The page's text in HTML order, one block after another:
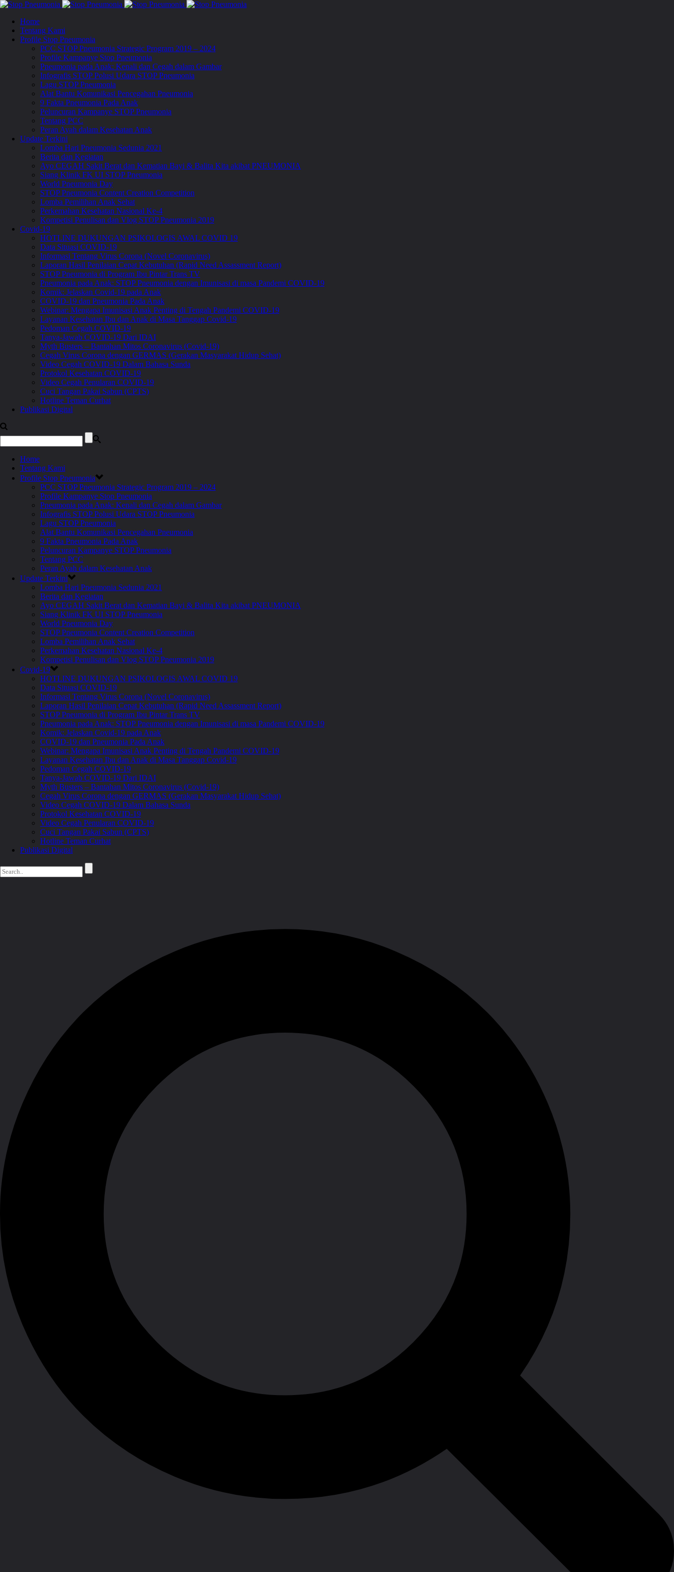
Home
Tentang Kami
Profile Stop Pneumonia
PCC STOP Pneumonia Strategic Program 2019 – 2024
Profile Kampanye Stop Pneumonia
Pneumonia pada Anak: Kenali dan Cegah dalam Gambar
Infografis STOP Polusi Udara STOP Pneumonia
Lagu STOP Pneumonia
Alat Bantu Komunikasi Pencegahan Pneumonia
9 Fakta Pneumonia Pada Anak
Peluncuran Kampanye STOP Pneumonia
Tentang PCC
Peran Ayah dalam Kesehatan Anak
Update Terkini
Lomba Hari Pneumonia Sedunia 2021
Berita dan Kegiatan
Ayo CEGAH Sakit Berat dan Kematian Bayi & Balita Kita akibat PNEUMONIA
Siang Klinik FK UI STOP Pneumonia
World Pneumonia Day
STOP Pneumonia Content Creation Competition
Lomba Pemilihan Anak Sehat
Perkemahan Kesehatan Nasional Ke-4
Kompetisi Penulisan dan Vlog STOP Pneumonia 2019
Covid-19
HOTLINE DUKUNGAN PSIKOLOGIS AWAL COVID 19
Data Situasi COVID-19
Informasi Tentang Virus Corona (Novel Coronavirus)
Laporan Hasil Penilaian Cepat Kebutuhan (Rapid Need Assassment Report)
STOP Pneumonia di Program Ibu Pintar Trans TV
Pneumonia pada Anak: STOP Pneumonia dengan Imunisasi di masa Pandemi COVID-19
Komik: Jelaskan Covid-19 pada Anak
COVID-19 dan Pneumonia Pada Anak
Webinar: Mengapa Imunisasi Anak Penting di Tengah Pandemi COVID-19
Layanan Kesehatan Ibu dan Anak di Masa Tanggap Covid-19
Pedoman Cegah COVID-19
Tanya-Jawab COVID-19 Dari IDAI
Myth Busters – Bantahan Mitos Coronavirus (Covid-19)
Cegah Virus Corona dengan GERMAS (Gerakan Masyarakat Hidup Sehat)
Video Cegah COVID-19 Dalam Bahasa Sunda
Protokol Kesehatan COVID-19
Video Cegah Penularan COVID-19
Cuci Tangan Pakai Sabun (CPTS)
Hotline Teman Curhat
Publikasi Digital
Home
Tentang Kami
Profile Stop Pneumonia
PCC STOP Pneumonia Strategic Program 2019 – 2024
Profile Kampanye Stop Pneumonia
Pneumonia pada Anak: Kenali dan Cegah dalam Gambar
Infografis STOP Polusi Udara STOP Pneumonia
Lagu STOP Pneumonia
Alat Bantu Komunikasi Pencegahan Pneumonia
9 Fakta Pneumonia Pada Anak
Peluncuran Kampanye STOP Pneumonia
Tentang PCC
Peran Ayah dalam Kesehatan Anak
Update Terkini
Lomba Hari Pneumonia Sedunia 2021
Berita dan Kegiatan
Ayo CEGAH Sakit Berat dan Kematian Bayi & Balita Kita akibat PNEUMONIA
Siang Klinik FK UI STOP Pneumonia
World Pneumonia Day
STOP Pneumonia Content Creation Competition
Lomba Pemilihan Anak Sehat
Perkemahan Kesehatan Nasional Ke-4
Kompetisi Penulisan dan Vlog STOP Pneumonia 2019
Covid-19
HOTLINE DUKUNGAN PSIKOLOGIS AWAL COVID 19
Data Situasi COVID-19
Informasi Tentang Virus Corona (Novel Coronavirus)
Laporan Hasil Penilaian Cepat Kebutuhan (Rapid Need Assassment Report)
STOP Pneumonia di Program Ibu Pintar Trans TV
Pneumonia pada Anak: STOP Pneumonia dengan Imunisasi di masa Pandemi COVID-19
Komik: Jelaskan Covid-19 pada Anak
COVID-19 dan Pneumonia Pada Anak
Webinar: Mengapa Imunisasi Anak Penting di Tengah Pandemi COVID-19
Layanan Kesehatan Ibu dan Anak di Masa Tanggap Covid-19
Pedoman Cegah COVID-19
Tanya-Jawab COVID-19 Dari IDAI
Myth Busters – Bantahan Mitos Coronavirus (Covid-19)
Cegah Virus Corona dengan GERMAS (Gerakan Masyarakat Hidup Sehat)
Video Cegah COVID-19 Dalam Bahasa Sunda
Protokol Kesehatan COVID-19
Video Cegah Penularan COVID-19
Cuci Tangan Pakai Sabun (CPTS)
Hotline Teman Curhat
Publikasi Digital